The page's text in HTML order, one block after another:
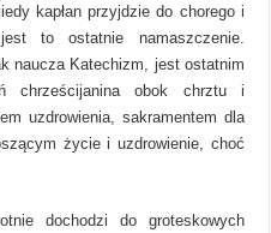
kapłan przyjdzie do chorego i
to ostatnie namaszczenie.
naucza Katechizm, jest ostatnim
chrześcijanina obok chrztu i
uzdrowienia, sakramentem dla
życie i uzdrowienie, choć
dochodzi do groteskowych